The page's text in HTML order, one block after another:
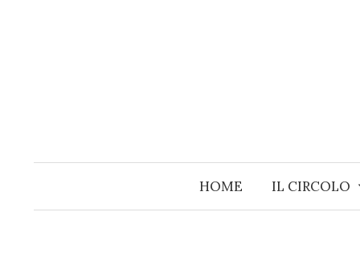
HOME IL CIRCOLO